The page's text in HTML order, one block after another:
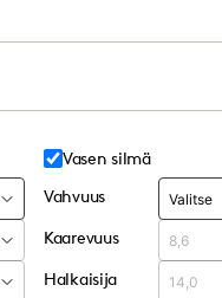
Vasen silmä
Vahvuus
Kaarevuus
Halkaisija